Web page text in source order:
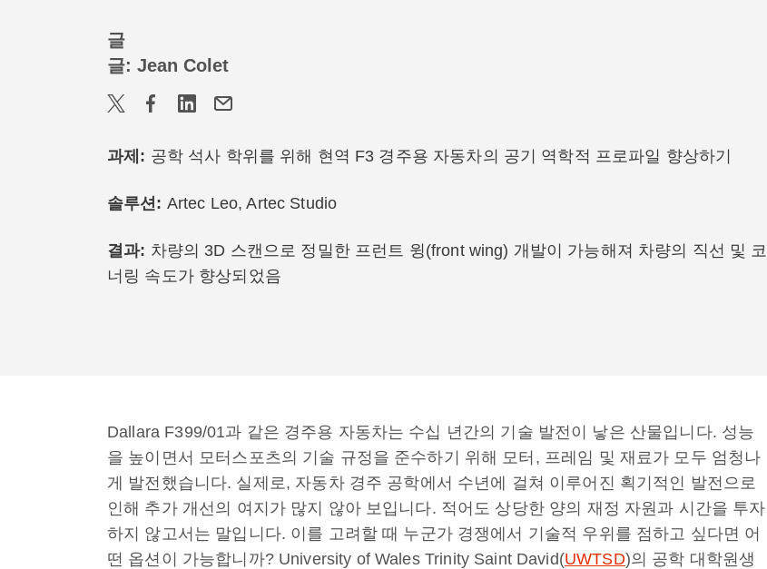
글
글: Jean Colet
과제 : 공학 석사 학위를 위해 현역 F3 경주용 자동차의 공기 역학적 프로파일 향상하기
솔루션: Artec Leo, Artec Studio
결과: 차량의 3D 스캔으로 정밀한 프런트 윙(front wing) 개발이 가능해져 차량의 직선 및 코
너링 속도가 향상되었음
Dallara F399/01과 같은 경주용 자동차는 수십 년간의 기술 발전이 낳은 산물입니다. 성능
을 높이면서 모터스포츠의 기술 규정을 준수하기 위해 모터, 프레임 및 재료가 모두 엄청나
게 발전했습니다. 실제로, 자동차 경주 공학에서 수년에 걸쳐 이루어진 획기적인 발전으로
인해 추가 개선의 여지가 많지 않아 보입니다. 적어도 상당한 양의 재정 자원과 시간을 투자
하지 않고서는 말입니다. 이를 고려할 때 누군가 경쟁에서 기술적 우위를 점하고 싶다면 어
떤 옵션이 가능합니까? University of Wales Trinity Saint David(UWTSD)의 공학 대학원생